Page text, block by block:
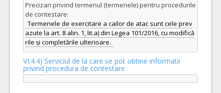
Precizari privind termenul (termenele) pentru procedurile
de contestare:
Termenele de exercitare a cailor de atac sunt cele prev
azute la art. 8 alin. 1, lit.a) din Legea 101/2016, cu modifică
rile și completările ulterioare.
VI.4.4) Serviciul de la care se pot obtine informatii
privind procedura de contestare